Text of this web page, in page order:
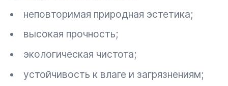
неповторимая природная эстетика;
высокая прочность;
экологическая чистота;
устойчивость к влаге и загрязнениям;